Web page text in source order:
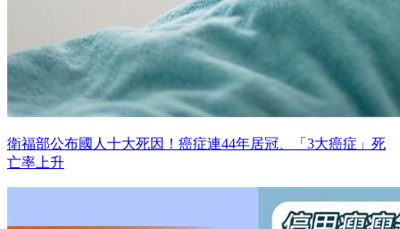
衛福部公布國人十大死因！癌症連44年居冠、「3大癌症」死
亡率上升